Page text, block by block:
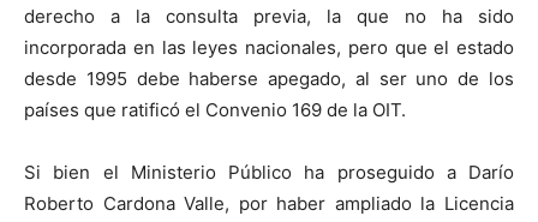
derecho a la consulta previa, la que no ha sido
incorporada en las leyes nacionales, pero que el estado
desde 1995 debe haberse apegado, al ser uno de los
países que ratificó el Convenio 169 de la OIT.
Si bien el Ministerio Público ha proseguido a Darío
Roberto Cardona Valle, por haber ampliado la Licencia